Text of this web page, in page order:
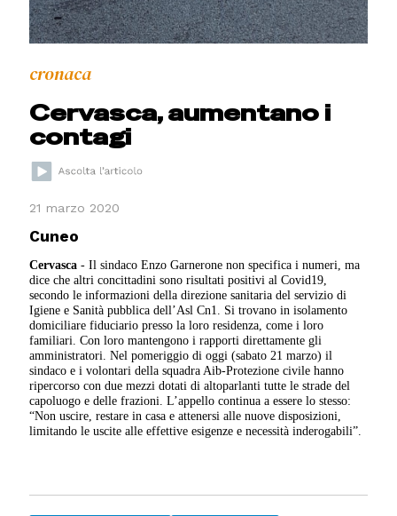
cronaca
Cervasca, aumentano i
contagi
21 marzo 2020
Cuneo
Cervasca - Il sindaco Enzo Garnerone non specifica i numeri, ma
dice che altri concittadini sono risultati positivi al Covid19,
secondo le informazioni della direzione sanitaria del servizio di
Igiene e Sanità pubblica dell’Asl Cn1. Si trovano in isolamento
domiciliare fiduciario presso la loro residenza, come i loro
familiari. Con loro mantengono i rapporti direttamente gli
amministratori. Nel pomeriggio di oggi (sabato 21 marzo) il
sindaco e i volontari della squadra Aib-Protezione civile hanno
ripercorso con due mezzi dotati di altoparlanti tutte le strade del
capoluogo e delle frazioni. L’appello continua a essere lo stesso:
“Non uscire, restare in casa e attenersi alle nuove disposizioni,
limitando le uscite alle effettive esigenze e necessità inderogabili”.